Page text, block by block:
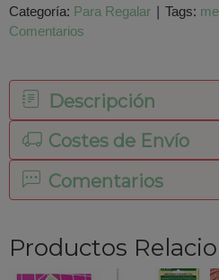
Categoría: Para Regalar | Tags:
Comentarios
Descripción
Costes de Envío
Comentarios
Productos